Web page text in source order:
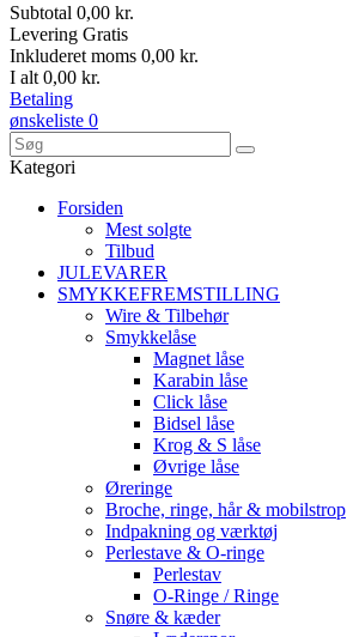
Subtotal 0,00 kr.
Levering Gratis
Inkluderet moms 0,00 kr.
I alt 0,00 kr.
Betaling
ønskeliste 0
Kategori
Forsiden
Mest solgte
Tilbud
JULEVARER
SMYKKEFREMSTILLING
Wire & Tilbehør
Smykkelåse
Magnet låse
Karabin låse
Click låse
Bidsel låse
Krog & S låse
Øvrige låse
Øreringe
Broche, ringe, hår & mobilstrop
Indpakning og værktøj
Perlestave & O-ringe
Perlestav
O-Ringe / Ringe
Snøre & kæder